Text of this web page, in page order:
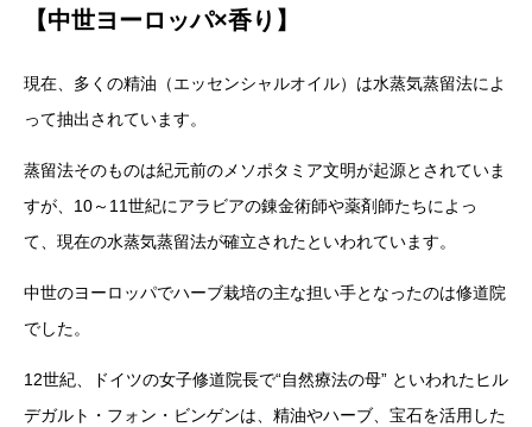
【中世ヨーロッパ×香り】
現在、多くの精油（エッセンシャルオイル）は水蒸気蒸留法によ
って抽出されています。
蒸留法そのものは紀元前のメソポタミア文明が起源とされていま
すが、10～11世紀にアラビアの錬金術師や薬剤師たちによっ
て、現在の水蒸気蒸留法が確立されたといわれています。
中世のヨーロッパでハーブ栽培の主な担い手となったのは修道院
でした。
12世紀、ドイツの女子修道院長で“自然療法の母” といわれたヒル
デガルト・フォン・ビンゲンは、精油やハーブ、宝石を活用した